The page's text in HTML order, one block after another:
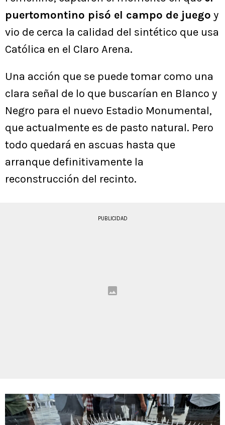
puertomontino pisó el campo de juego y
vio de cerca la calidad del sintético que usa
Católica en el Claro Arena.
Una acción que se puede tomar como una
clara señal de lo que buscarían en Blanco y
Negro para el nuevo Estadio Monumental,
que actualmente es de pasto natural. Pero
todo quedará en ascuas hasta que
arranque definitivamente la
reconstrucción del recinto.
PUBLICIDAD